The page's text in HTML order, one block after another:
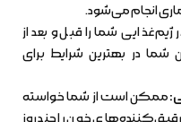
انجام می‌شود.
غذایی شما را قبل و بعد از
شما در بهترین شرایط برای
ممکن است از شما خواسته
خون را چند روز